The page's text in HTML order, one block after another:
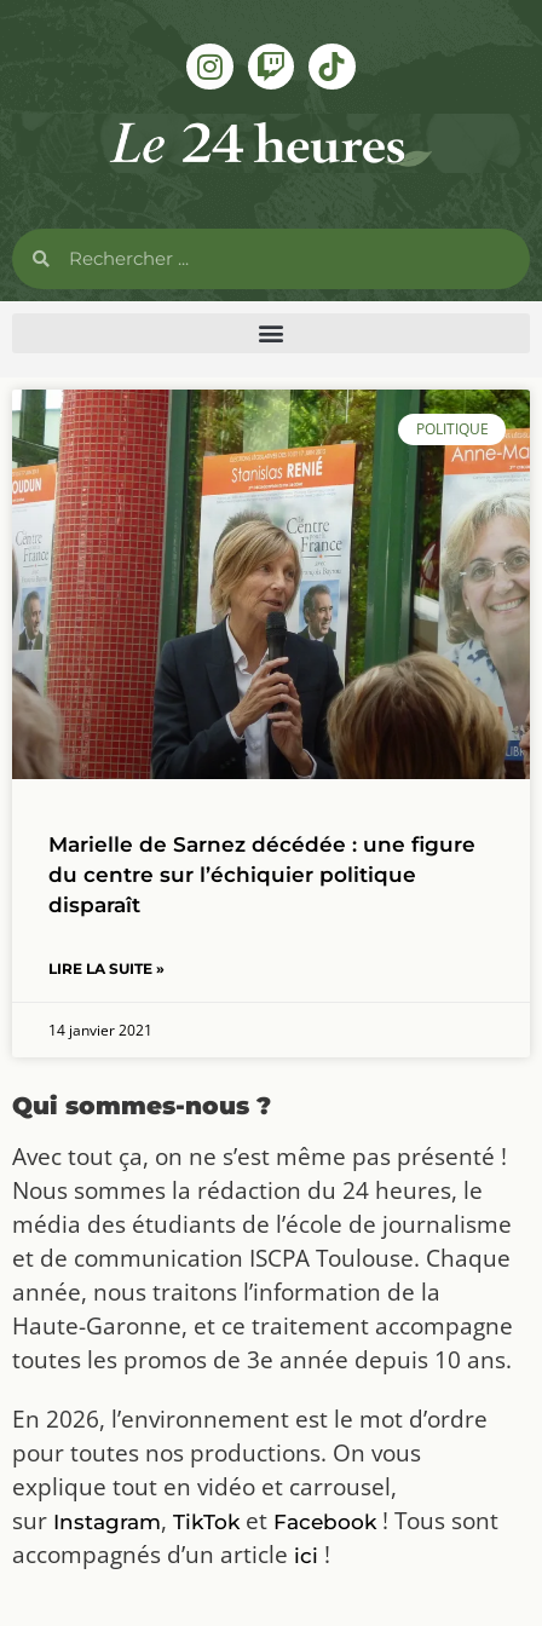
POLITIQUE
Marielle de Sarnez décédée : une figure
du centre sur l’échiquier politique
disparaît
LIRE LA SUITE »
14 janvier 2021
Qui sommes-nous ?
Avec tout ça, on ne s’est même pas présenté !
Nous sommes la rédaction du 24 heures, le
média des étudiants de l’école de journalisme
et de communication ISCPA Toulouse. Chaque
année, nous traitons l’information de la
Haute-Garonne, et ce traitement accompagne
toutes les promos de 3e année depuis 10 ans.
En 2026, l’environnement est le mot d’ordre
pour toutes nos productions. On vous
explique tout en vidéo et carrousel,
sur Instagram, TikToket Facebook! Tous sont
accompagnés d’un article ici !